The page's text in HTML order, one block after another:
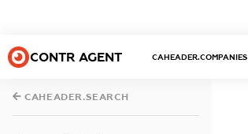
CONTR AGENT CAHEADER.COMPANIES
CAHEADER.SEARCH